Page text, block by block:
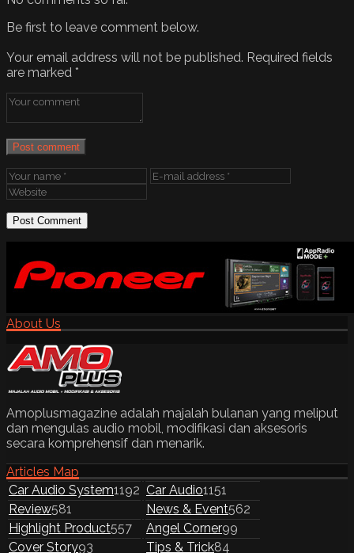
Be first to leave comment below.
Your email address will not be published. Required fields
are marked *
Post comment
About Us
Amoplusmagazine adalah majalah bulanan yang meliput
dan mengulas audio mobil, modifikasi dan aksesoris
secara komprehensif dan menarik.
Articles Map
Car Audio System1192 Car Audio1151
Review581 News & Event562
Highlight Product557 Angel Corner99
Cover Story93 Tips & Trick84